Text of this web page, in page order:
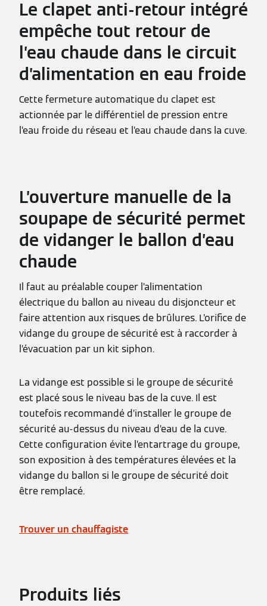
Le clapet anti-retour intégré
empêche tout retour de
l’eau chaude dans le circuit
d’alimentation en eau froide
Cette fermeture automatique du clapet est
actionnée par le différentiel de pression entre
l’eau froide du réseau et l’eau chaude dans la cuve.
L’ouverture manuelle de la
soupape de sécurité permet
de vidanger le ballon d’eau
chaude
Il faut au préalable couper l’alimentation
électrique du ballon au niveau du disjoncteur et
faire attention aux risques de brûlures. L’orifice de
vidange du groupe de sécurité est à raccorder à
l’évacuation par un kit siphon.
La vidange est possible si le groupe de sécurité
est placé sous le niveau bas de la cuve. Il est
toutefois recommandé d’installer le groupe de
sécurité au-dessus du niveau d’eau de la cuve.
Cette configuration évite l’entartrage du groupe,
son exposition à des températures élevées et la
vidange du ballon si le groupe de sécurité doit
être remplacé.
Trouver un chauffagiste
Produits liés